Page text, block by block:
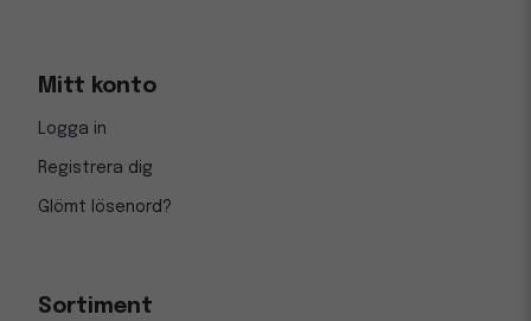
Mitt konto
Logga in
Registrera dig
Glömt lösenord?
Sortiment